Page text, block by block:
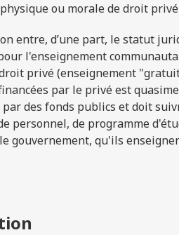
ou morale de droit
entre, d’une part, le statut
l'enseignement
privé (enseignement
par le privé est
des fonds publics et doit
personnel, de programme
gouvernement, qu'ils